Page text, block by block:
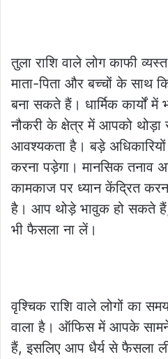
तुला राशि वाले लोग काफी
माता-पिता और बच्चों के साथ
बना सकते हैं। धार्मिक कार्यों
नौकरी के क्षेत्र में आपको
आवश्यकता है। बड़े अधिकारियों
करना पड़ेगा। मानसिक तनाव
कामकाज पर ध्यान केंद्रित
है। आप थोड़े भावुक हो सकते
भी फैसला ना लें।
वृश्चिक राशि वाले लोगों का
वाला है। ऑफिस में आपके सामने
हैं, इसलिए आप धैर्य से फैसला